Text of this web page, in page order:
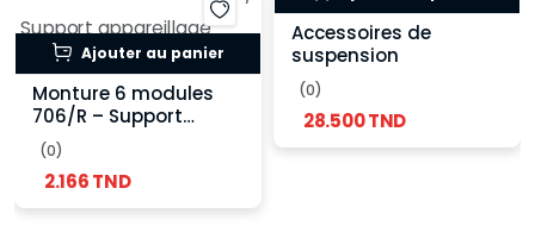
Ajouter au panier
Monture 6 modules
706/R – Support
appareillage
électrique encastrable
(0)
2.166 TND
Accessoires de
suspension
(0)
28.500 TND